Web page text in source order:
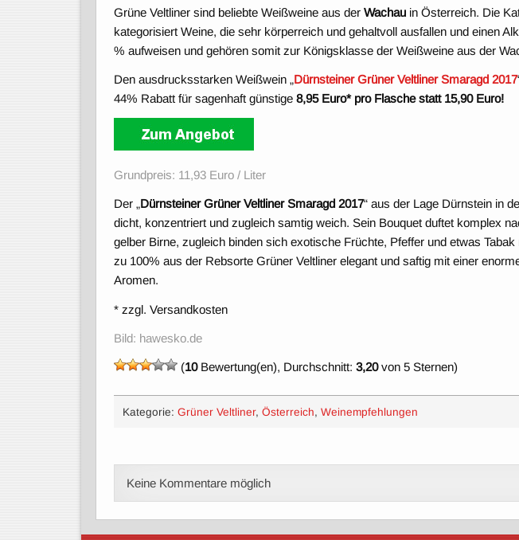
Grüne Veltliner sind beliebte Weißweine aus derWachau in Österreich. Die
kategorisiert Weine, die sehr körperreich und gehaltvoll ausfallen und einen
% aufweisen und gehören somit zur Königsklasse der Weißweine aus der
Den ausdrucksstarken Weißwein „Dürnsteiner Grüner Veltliner Smaragd 2017
44% Rabatt für sagenhaft günstige8,95 Euro* pro Flasche statt 15,90 Euro!
Grundpreis: 11,93 Euro / Liter
Der „Dürnsteiner Grüner Veltliner Smaragd 2017“ aus der Lage Dürnstein in
dicht, konzentriert und zugleich samtig weich. Sein Bouquet duftet komplex
gelber Birne, zugleich binden sich exotische Früchte, Pfeffer und etwas
zu 100% aus der Rebsorte Grüner Veltliner elegant und saftig mit einer
Aromen.
* zzgl. Versandkosten
Bild: hawesko.de
(10Bewertung(en), Durchschnitt:3,20von 5 Sternen)
Kategorie: Grüner Veltliner, Österreich, Weinempfehlungen
Keine Kommentare möglich